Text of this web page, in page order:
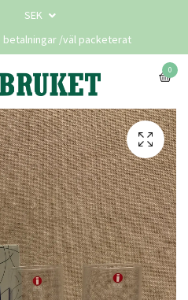
SEK
betalningar /väl packeterat
0